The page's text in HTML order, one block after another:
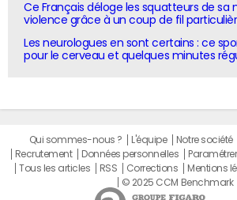
Ce Français déloge les squatteurs de sa
violence grâce à un coup de fil
Les neurologues en sont certains : ce
pour le cerveau et quelques minutes
Qui sommes-nous ? L'équipe Notre société
Recrutement
Données personnelles
Tous les articles
RSS Corrections Mentions
© 2025 CCM Benchmark